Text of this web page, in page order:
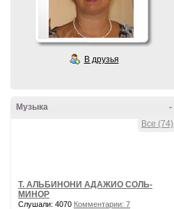
В друзья
-
Музыка
Все (74)
Т. АЛЬБИНОНИ АДАЖИО СОЛЬ-
МИНОР
Слушали: 4070 Комментарии: 7